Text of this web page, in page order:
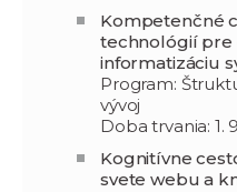
Kompetenčné
technológií pre
informatizáciu
Program:
vývoj
Doba trvania: 1.
Kognitívne
svete webu a